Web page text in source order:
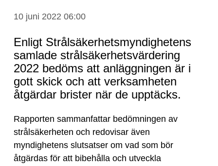
Strålsäkerheten
vid
kärnkraftverket
Ringhals
AB
är
tillfredsställande
10 juni 2022 06:00
Enligt Strålsäkerhetsmyndighetens
samlade strålsäkerhetsvärdering
2022 bedöms att anläggningen är i
gott skick och att verksamheten
åtgärdar brister när de upptäcks.
Rapporten sammanfattar bedömningen av
strålsäkerheten och redovisar även
myndighetens slutsatser om vad som bör
åtgärdas för att bibehålla och utveckla